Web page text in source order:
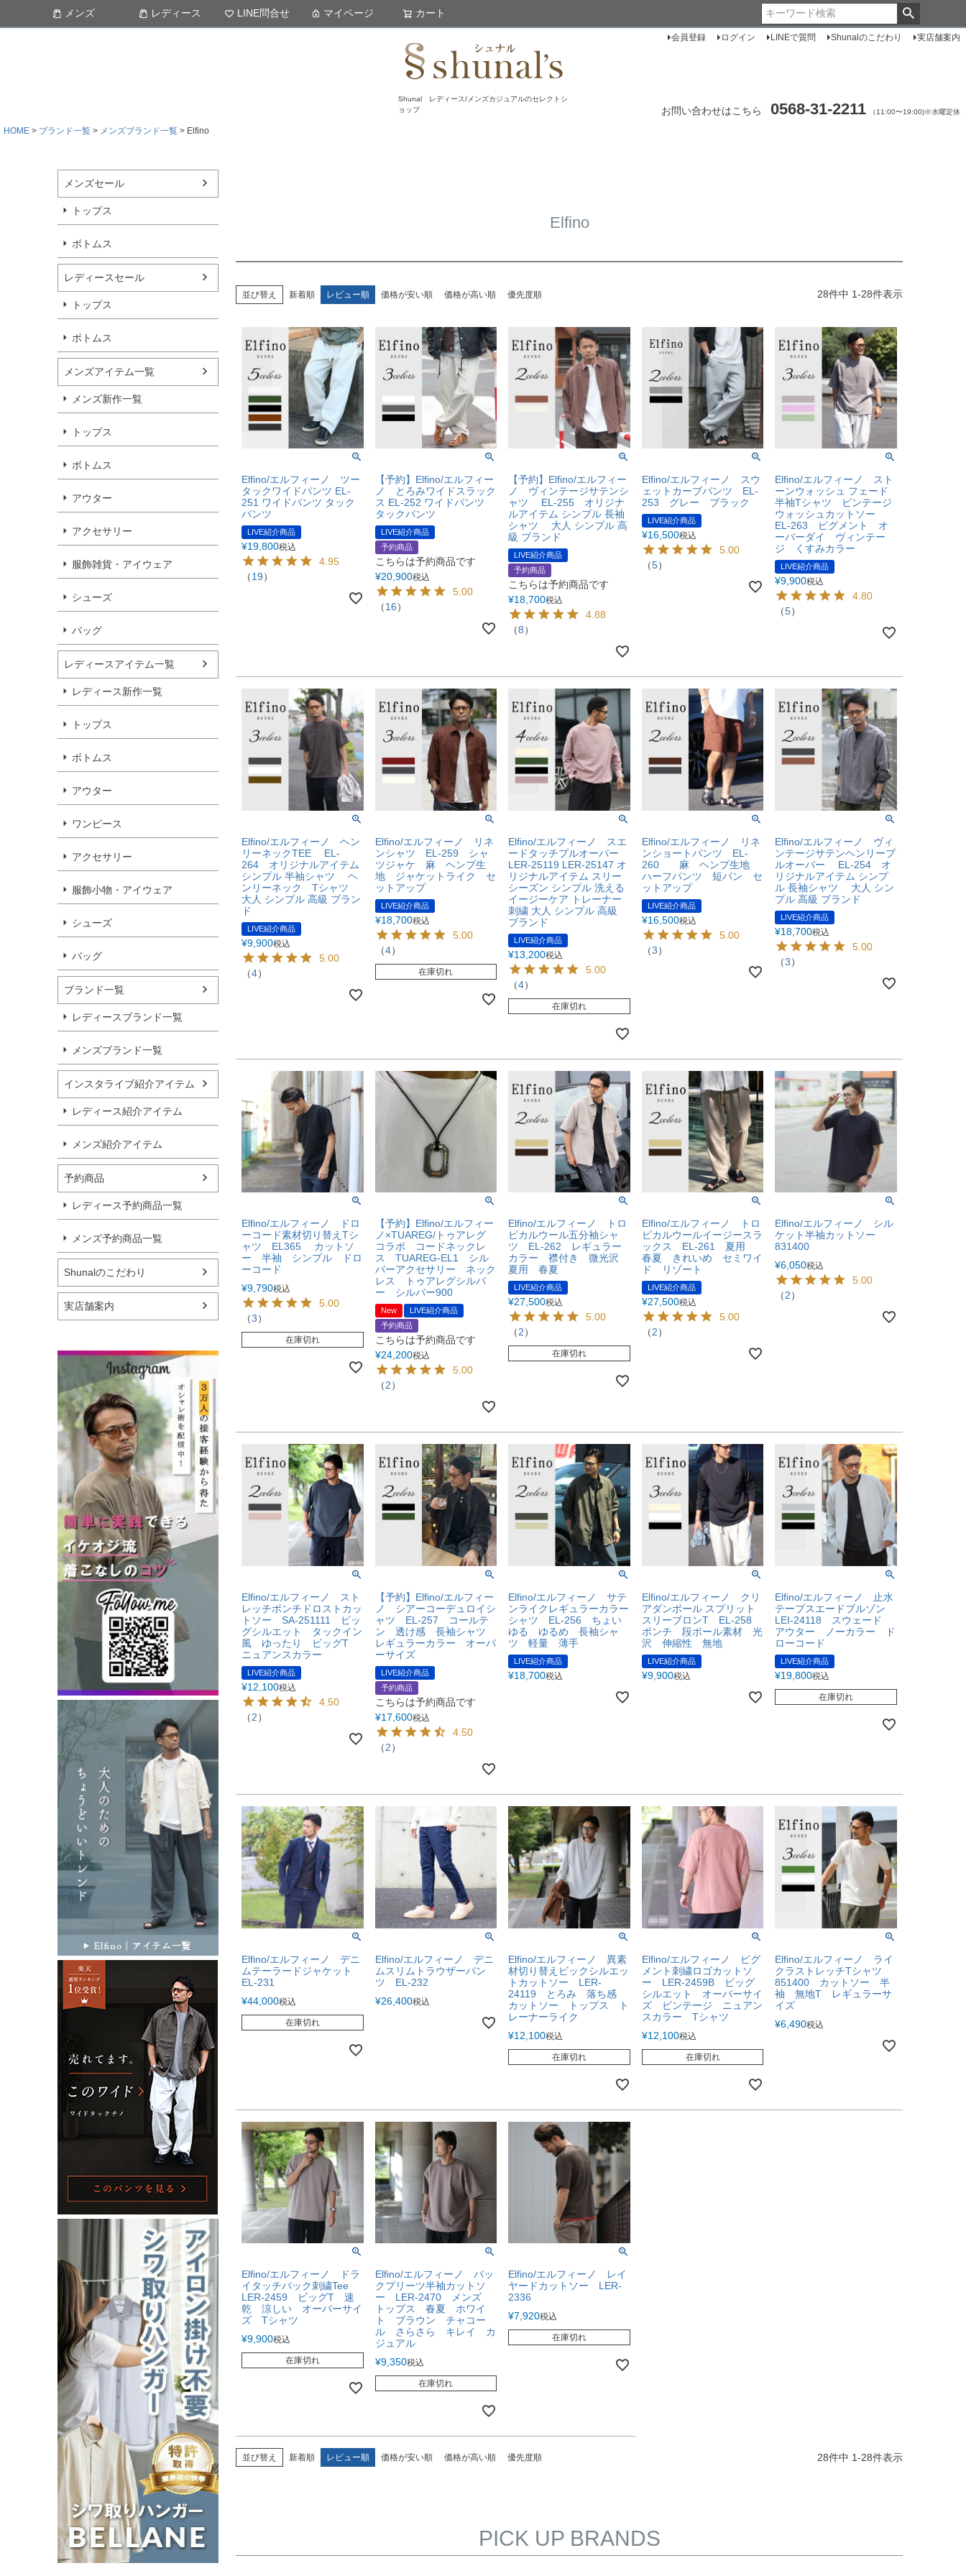
Shunal レディース/メンズカジュアルのセレクトシ
ョップ
会員登録 ログイン LINEで質問 Shunalのこだわり 実店舗案内
お問い合わせはこちら 0568-31-2211 （11:00〜19:00)※水曜定休
メンズ レディース LINE問合せ マイページ カート
HOME ブランド一覧 メンズブランド一覧 Elfino
メンズセール
トップス
ボトムス
レディースセール
トップス
ボトムス
メンズアイテム一覧
メンズ新作一覧
トップス
ボトムス
アウター
アクセサリー
服飾雑貨・アイウェア
シューズ
バッグ
レディースアイテム一覧
レディース新作一覧
トップス
ボトムス
アウター
ワンピース
アクセサリー
服飾小物・アイウェア
シューズ
バッグ
ブランド一覧
レディースブランド一覧
メンズブランド一覧
インスタライブ紹介アイテム
レディース紹介アイテム
メンズ紹介アイテム
予約商品
レディース予約商品一覧
メンズ予約商品一覧
Shunalのこだわり
実店舗案内
Elfino
並び替え 新着順 レビュー順 価格が安い順 価格が高い順 優先度順 28件中 1-28件表示
Elfino/エルフィーノ ツー
タックワイドパンツ EL-
251 ワイドパンツ タック
パンツ
LIVE紹介商品
¥19,800税込
4.95
（19）
【予約】Elfino/エルフィー
ノ とろみワイドスラック
ス EL-252 ワイドパンツ
タックパンツ
LIVE紹介商品
予約商品
こちらは予約商品です
¥20,900税込
5.00
（16）
【予約】Elfino/エルフィー
ノ ヴィンテージサテンシ
ャツ EL-255 オリジナ
ルアイテム シンプル 長袖
シャツ 大人 シンプル 高
級 ブランド
LIVE紹介商品
予約商品
こちらは予約商品です
¥18,700税込
4.88
（8）
Elfino/エルフィーノ スウ
ェットカーブパンツ EL-
253 グレー ブラック
LIVE紹介商品
¥16,500税込
5.00
（5）
Elfino/エルフィーノ スト
ーンウォッシュ フェード
半袖Tシャツ ビンテージ
ウォッシュカットソー
EL-263 ピグメント オ
ーバーダイ ヴィンテー
ジ くすみカラー
LIVE紹介商品
¥9,900税込
4.80
（5）
Elfino/エルフィーノ ヘン
リーネックTEE EL-
264 オリジナルアイテム
シンプル 半袖シャツ ヘ
ンリーネック Tシャツ
大人 シンプル 高級 ブラン
ド
LIVE紹介商品
¥9,900税込
5.00
（4）
Elfino/エルフィーノ リネ
ンシャツ EL-259 シャ
ツジャケ 麻 ヘンプ生
地 ジャケットライク セ
ットアップ
LIVE紹介商品
¥18,700税込
5.00
（4）
在庫切れ
Elfino/エルフィーノ スエ
ードタッチプルオーバー
LER-25119 LER-25147 オ
リジナルアイテム スリー
シーズン シンプル 洗える
イージーケア トレーナー
刺繍 大人 シンプル 高級
ブランド
LIVE紹介商品
¥13,200税込
5.00
（4）
在庫切れ
Elfino/エルフィーノ リネ
ンショートパンツ EL-
260 麻 ヘンプ生地
ハーフパンツ 短パン セ
ットアップ
LIVE紹介商品
¥16,500税込
5.00
（3）
Elfino/エルフィーノ ヴィ
ンテージサテンヘンリープ
ルオーバー EL-254 オ
リジナルアイテム シンプ
ル 長袖シャツ 大人 シン
プル 高級 ブランド
LIVE紹介商品
¥18,700税込
5.00
（3）
Elfino/エルフィーノ ドロ
ーコード素材切り替えTシ
ャツ EL365 カットソ
ー 半袖 シンプル ドロ
ーコード
¥9,790税込
5.00
（3）
在庫切れ
【予約】Elfino/エルフィー
ノ×TUAREG/トゥアレグ
コラボ コードネックレ
ス TUAREG-EL1 シル
バーアクセサリー ネック
レス トゥアレグシルバ
ー シルバー900
New
LIVE紹介商品
予約商品
こちらは予約商品です
¥24,200税込
5.00
（2）
Elfino/エルフィーノ トロ
ピカルウール五分袖シャ
ツ EL-262 レギュラー
カラー 襟付き 微光沢
夏用 春夏
LIVE紹介商品
¥27,500税込
5.00
（2）
在庫切れ
Elfino/エルフィーノ トロ
ピカルウールイージースラ
ックス EL-261 夏用
春夏 きれいめ セミワイ
ド リゾート
LIVE紹介商品
¥27,500税込
5.00
（2）
Elfino/エルフィーノ シル
ケット半袖カットソー
831400
¥6,050税込
5.00
（2）
Elfino/エルフィーノ スト
レッチポンチドロストカッ
トソー SA-251111 ビッ
グシルエット タックイン
風 ゆったり ビッグT
ニュアンスカラー
LIVE紹介商品
¥12,100税込
4.50
（2）
【予約】Elfino/エルフィー
ノ シアーコーデュロイシ
ャツ EL-257 コールテ
ン 透け感 長袖シャツ
レギュラーカラー オーバ
ーサイズ
LIVE紹介商品
予約商品
こちらは予約商品です
¥17,600税込
4.50
（2）
Elfino/エルフィーノ サテ
ンライクレギュラーカラー
シャツ EL-256 ちょい
ゆる ゆるめ 長袖シャ
ツ 軽量 薄手
LIVE紹介商品
¥18,700税込
Elfino/エルフィーノ クリ
アダンボール スプリット
スリーブロンT EL-258
ポンチ 段ボール素材 光
沢 伸縮性 無地
LIVE紹介商品
¥9,900税込
Elfino/エルフィーノ 止水
テープスエードブルゾン
LEI-24118 スウェード
アウター ノーカラー ド
ローコード
LIVE紹介商品
¥19,800税込
在庫切れ
Elfino/エルフィーノ デニ
ムテーラードジャケット
EL-231
¥44,000税込
在庫切れ
Elfino/エルフィーノ デニ
ムスリムトラウザーパン
ツ EL-232
¥26,400税込
Elfino/エルフィーノ 異素
材切り替えビックシルエッ
トカットソー LER-
24119 とろみ 落ち感
カットソー トップス ト
レーナーライク
¥12,100税込
在庫切れ
Elfino/エルフィーノ ピグ
メント刺繍ロゴカットソ
ー LER-2459B ビッグ
シルエット オーバーサイ
ズ ビンテージ ニュアン
スカラー Tシャツ
¥12,100税込
在庫切れ
Elfino/エルフィーノ ライ
クラストレッチTシャツ
851400 カットソー 半
袖 無地T レギュラーサ
イズ
¥6,490税込
Elfino/エルフィーノ ドラ
イタッチバック刺繍Tee
LER-2459 ビッグT 速
乾 涼しい オーバーサイ
ズ Tシャツ
¥9,900税込
在庫切れ
Elfino/エルフィーノ バッ
クプリーツ半袖カットソ
ー LER-2470 メンズ
トップス 春夏 ホワイ
ト ブラウン チャコー
ル さらさら キレイ カ
ジュアル
¥9,350税込
在庫切れ
Elfino/エルフィーノ レイ
ヤードカットソー LER-
2336
¥7,920税込
在庫切れ
並び替え 新着順 レビュー順 価格が安い順 価格が高い順 優先度順 28件中 1-28件表示
PICK UP BRANDS